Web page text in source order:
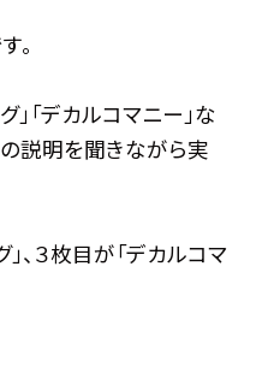
。
」「デカルコマニー」な
説明を聞きながら実
、３枚目が「デカルコマ